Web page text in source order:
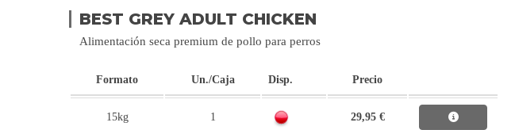
BEST GREY ADULT CHICKEN
Alimentación seca premium de pollo para perros
Formato Un./Caja Disp. Precio
15kg 1 29,95 €